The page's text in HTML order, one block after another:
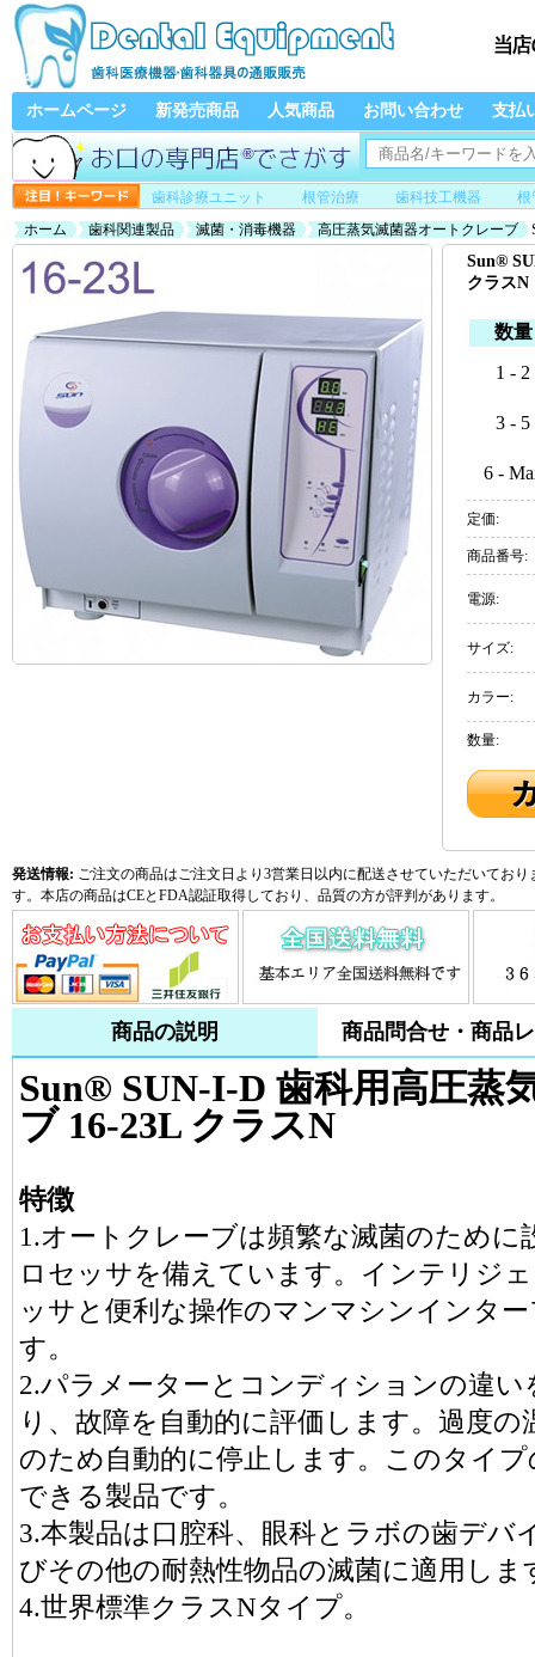
ホームページ 新発売商品 人気商品 お問い合わせ 支払
歯科診療ユニット 根管治療 歯科技工機器
根
ホーム
歯科関連製品 滅菌・消毒機器 高圧蒸気滅菌器オートクレーブ
Sun®
クラスN
数量
1 - 2
3 - 5
6 -
定価:
商品番号:
電源:
サイズ:
カラー:
数量:
発送情報: ご注文の商品はご注文日より3営業日以内に配送させていただいてお
す。本店の商品はCEとFDA認証取得しており、品質の方が評判があります。
商品の説明 商品問合せ・商品
Sun® SUN-I-D 歯科用高圧蒸
ブ 16-23L クラスN
特徴
1.オートクレーブは頻繁な滅菌のため
ロセッサを備えています。インテリジ
ッサと便利な操作のマンマシンインタ
す。
2.パラメーターとコンディションの違
り、故障を自動的に評価します。過度
のため自動的に停止します。このタイ
できる製品です。
3.本製品は口腔科、眼科とラボの歯デバ
びその他の耐熱性物品の滅菌に適用しま
4.世界標準クラスNタイプ。